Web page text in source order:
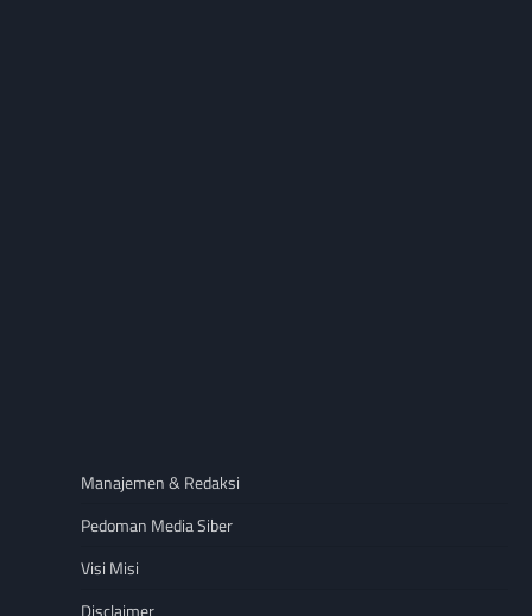
Manajemen & Redaksi
Pedoman Media Siber
Visi Misi
Disclaimer